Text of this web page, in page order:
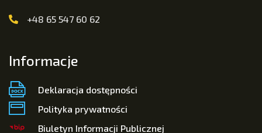
+48 65 547 60 62
Informacje
Deklaracja dostępności
Polityka prywatności
Biuletyn Informacji Publicznej